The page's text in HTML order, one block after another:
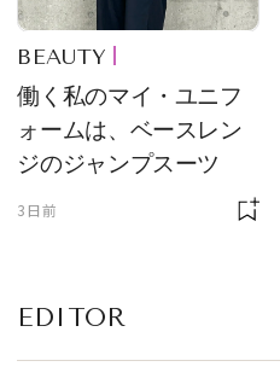
BEAUTY
働く私のマイ・ユニフ
ォームは、ベースレン
ジのジャンプスーツ
3日前
EDITOR